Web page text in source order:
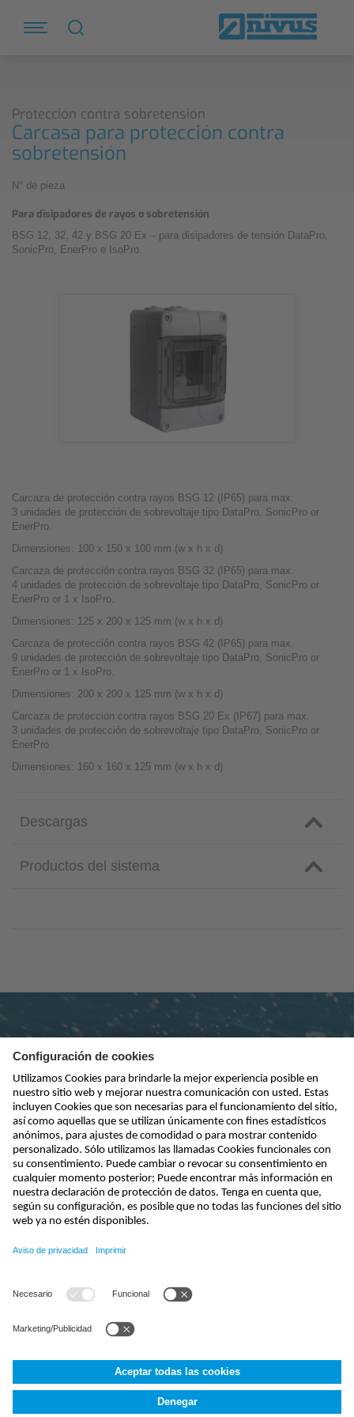
Protección contra sobretensión
Carcasa para protección contra
sobretensión
N° de pieza
Para disipadores de rayos o sobretensión
BSG 12, 32, 42 y BSG 20 Ex – para disipadores de tensión DataPro,
SonicPro, EnerPro e IsoPro.
Carcaza de protección contra rayos BSG 12 (IP65) para max.
3 unidades de protección de sobrevoltaje tipo DataPro, SonicPro or
EnerPro.
Dimensiones: 100 x 150 x 100 mm (w x h x d)
Carcaza de protección contra rayos BSG 32 (IP65) para max.
4 unidades de protección de sobrevoltaje tipo DataPro, SonicPro or
EnerPro or 1 x IsoPro.
Dimensiones: 125 x 200 x 125 mm (w x h x d)
Carcaza de protección contra rayos BSG 42 (IP65) para max.
9 unidades de protección de sobrevoltaje tipo DataPro, SonicPro or
EnerPro or 1 x IsoPro.
Dimensiones: 200 x 200 x 125 mm (w x h x d)
Carcaza de protección contra rayos BSG 20 Ex (IP67) para max.
3 unidades de protección de sobrevoltaje tipo DataPro, SonicPro or
EnerPro
Dimensiones: 160 x 160 x 125 mm (w x h x d)
Descargas
Productos del sistema
Suscribirse al boletín
enviar
+49 7262 9191-0